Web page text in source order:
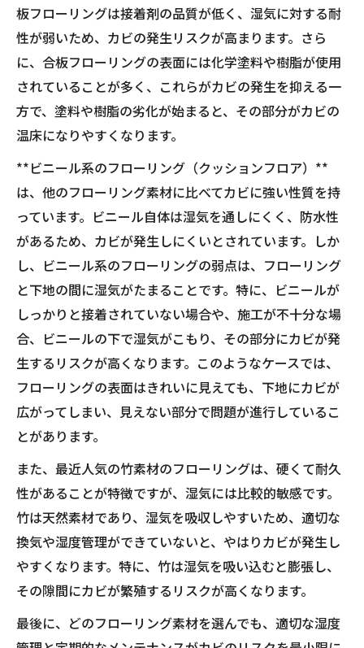
板フローリングは接着剤の品質が低く、湿気に対する耐
性が弱いため、カビの発生リスクが高まります。さら
に、合板フローリングの表面には化学塗料や樹脂が使用
されていることが多く、これらがカビの発生を抑える一
方で、塗料や樹脂の劣化が始まると、その部分がカビの
温床になりやすくなります。
**ビニール系のフローリング（クッションフロア）**
は、他のフローリング素材に比べてカビに強い性質を持
っています。ビニール自体は湿気を通しにくく、防水性
があるため、カビが発生しにくいとされています。しか
し、ビニール系のフローリングの弱点は、フローリング
と下地の間に湿気がたまることです。特に、ビニールが
しっかりと接着されていない場合や、施工が不十分な場
合、ビニールの下で湿気がこもり、その部分にカビが発
生するリスクが高くなります。このようなケースでは、
フローリングの表面はきれいに見えても、下地にカビが
広がってしまい、見えない部分で問題が進行しているこ
とがあります。
また、最近人気の竹素材のフローリングは、硬くて耐久
性があることが特徴ですが、湿気には比較的敏感です。
竹は天然素材であり、湿気を吸収しやすいため、適切な
換気や湿度管理ができていないと、やはりカビが発生し
やすくなります。特に、竹は湿気を吸い込むと膨張し、
その隙間にカビが繁殖するリスクが高くなります。
最後に、どのフローリング素材を選んでも、適切な湿度